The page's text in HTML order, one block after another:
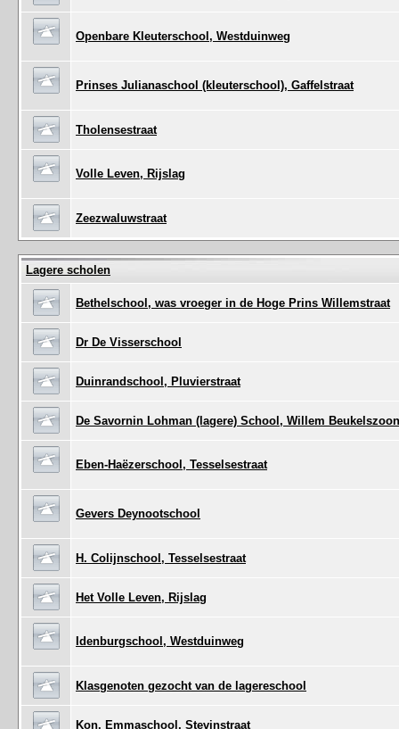
Openbare Kleuterschool, Westduinweg
Prinses Julianaschool (kleuterschool), Gaffelstraat
Tholensestraat
Volle Leven, Rijslag
Zeezwaluwstraat
Lagere scholen
Bethelschool, was vroeger in de Hoge Prins Willemstraat
Dr De Visserschool
Duinrandschool, Pluvierstraat
De Savornin Lohman (lagere) School, Willem
Eben-Haëzerschool, Tesselsestraat
Gevers Deynootschool
H. Colijnschool, Tesselsestraat
Het Volle Leven, Rijslag
Idenburgschool, Westduinweg
Klasgenoten gezocht van de lagereschool
Kon. Emmaschool, Stevinstraat